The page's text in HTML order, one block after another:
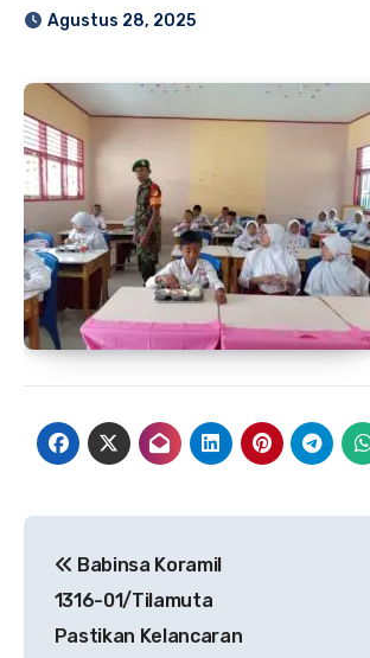
Agustus 28, 2025
pos
Babinsa Koramil
1316-01/Tilamuta
Pastikan Kelancaran